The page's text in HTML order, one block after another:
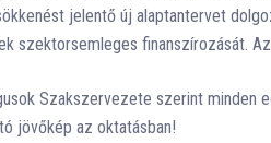
jelentő új alaptantervet
szektorsemleges finanszírozását.
Szakszervezete szerint minden
jövőkép az oktatásban!